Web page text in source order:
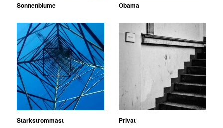
Sonnenblume Obama
Starkstrommast Privat